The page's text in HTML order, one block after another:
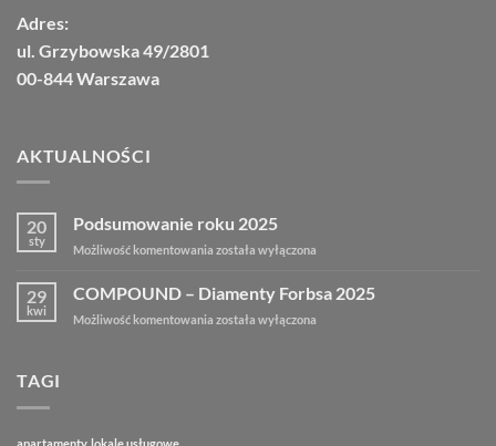
Adres:
ul. Grzybowska 49/2801
00-844 Warszawa
AKTUALNOŚCI
20
sty
Podsumowanie roku 2025
Możliwość komentowania została wyłączona
29
kwi
COMPOUND – Diamenty Forbsa 2025
Możliwość komentowania została wyłączona
TAGI
apartamenty lokale usługowe